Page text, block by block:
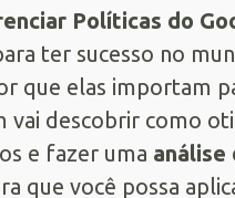
Políticas do
ter sucesso no
que elas importam
vai descobrir como
e fazer uma análise
que você possa